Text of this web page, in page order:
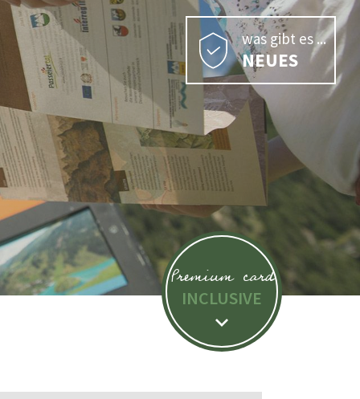
was gibt es ...
NEUES
Premium card
INCLUSIVE